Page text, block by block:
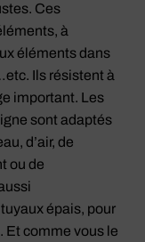
Ces
à
éléments dans
Ils résistent à
important. Les
sont adaptés
d’air, de
ou de
épais, pour
Et comme vous le